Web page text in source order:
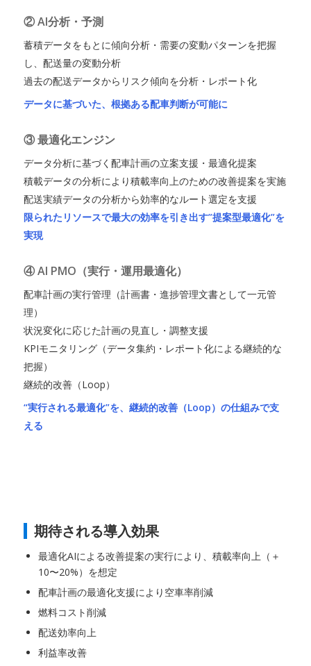
② AI分析・予測
蓄積データをもとに傾向分析・需要の変動パターンを把握
し、配送量の変動分析
過去の配送データからリスク傾向を分析・レポート化
データに基づいた、根拠ある配車判断が可能に
③ 最適化エンジン
データ分析に基づく配車計画の立案支援・最適化提案
積載データの分析により積載率向上のための改善提案を実施
配送実績データの分析から効率的なルート選定を支援
限られたリソースで最大の効率を引き出す”提案型最適化”を
実現
④ AI PMO（実行・運用最適化）
配車計画の実行管理（計画書・進捗管理文書として一元管
理）
状況変化に応じた計画の見直し・調整支援
KPIモニタリング（データ集約・レポート化による継続的な
把握）
継続的改善（Loop）
“実行される最適化”を、継続的改善（Loop）の仕組みで支
える
期待される導入効果
最適化AIによる改善提案の実行により、積載率向上（＋
10〜20%）を想定
配車計画の最適化支援により空車率削減
燃料コスト削減
配送効率向上
利益率改善